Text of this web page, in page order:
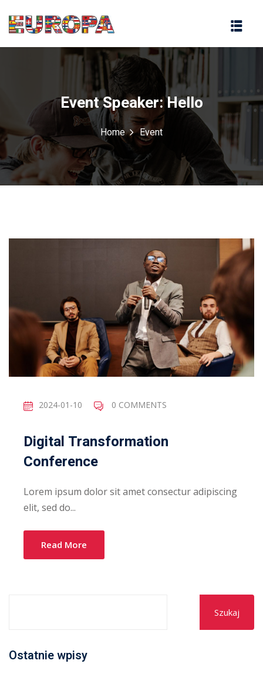
Event Speaker:Hello
Home Event
2024-01-10 0 COMMENTS
Digital Transformation
Conference
Lorem ipsum dolor sit amet consectur adipiscing
elit, sed do...
Read More
Szukaj
Ostatnie wpisy